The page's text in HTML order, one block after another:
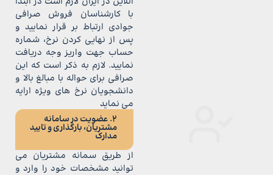
با کارشناسان فروش صرافی
جوادی ارتباط بر قرار نمایید و
پس از نهایی کردن نرخ، شماره
حساب جهت واریز وجه دریافت
نمایید. لازم به ذکر است که این
صرافی برای حواله با مبالغ بالا و
دانشجویان نرخ های ویژه ارایه
2. عضویت در سامانه
مشتریان، بارگذاری و تایید
از طریق سمانه مشتریان می
توانید مشخصات خود را وارد و